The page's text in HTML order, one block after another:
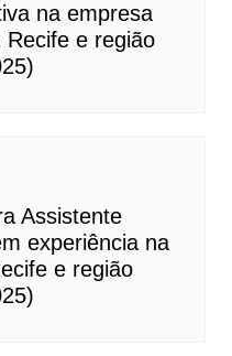
na empresa
Recife e região
Assistente
experiência na
e região